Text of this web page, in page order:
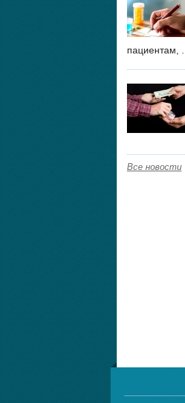
пациентам, ...
Все новости